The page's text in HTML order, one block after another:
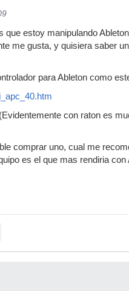
que estoy manipulando
me gusta, y quisiera saber
para Ableton como
con raton es
comprar uno, cual me
es el que mas rendiria con